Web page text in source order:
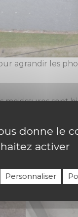
agrandir les
sont
donne le
activer
Personnaliser